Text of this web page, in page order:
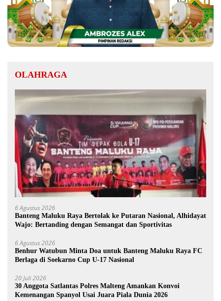
OLAHRAGA
6 Agustus 2026
Banteng Maluku Raya Bertolak ke Putaran Nasional, Alhidayat
Wajo: Bertanding dengan Semangat dan Sportivitas
6 Agustus 2026
Benhur Watubun Minta Doa untuk Banteng Maluku Raya FC
Berlaga di Soekarno Cup U-17 Nasional
20 Juli 2026
30 Anggota Satlantas Polres Malteng Amankan Konvoi
Kemenangan Spanyol Usai Juara Piala Dunia 2026